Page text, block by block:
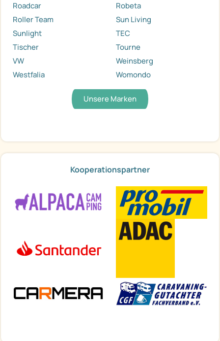
Roadcar
Robeta
Roller Team
Sun Living
Sunlight
TEC
Tischer
Tourne
VW
Weinsberg
Westfalia
Womondo
Unsere Marken
Kooperationspartner